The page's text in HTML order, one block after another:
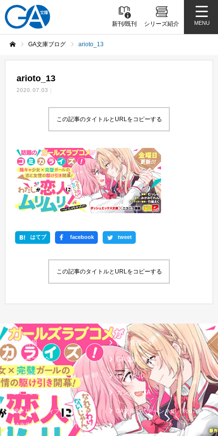
新刊/既刊 シリーズ紹介 MENU
GA文庫ブログ arioto_13
arioto_13
2020.07.03
この記事のタイトルとURLをコピーする
はてブ facebook tweet
この記事のタイトルとURLをコピーする
新刊情報 書籍情報一覧
シリーズ紹介 GA文庫ブログ
GA文庫大賞 GAノベル
GAコミック ガンガンGA
SBクリエイティブ GA文庫公式チャンネル（YouTube）
GA文庫公式チャンネル（ニコニコチ
個人情報